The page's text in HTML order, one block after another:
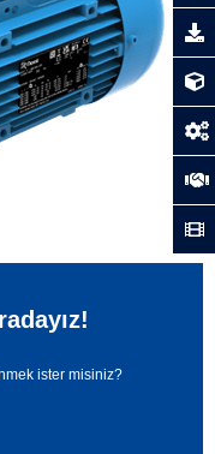
ister misiniz?